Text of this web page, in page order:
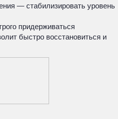
— стабилизировать уровень
придерживаться
быстро восстановиться и